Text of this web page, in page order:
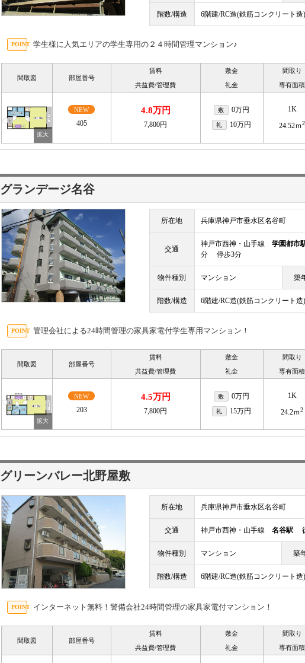
階数/構造 6階建/RC造(鉄筋コンクリート造)
学生様に人気エリアの学生専用の２４時間管理マンション♪
間取図 部屋番号
賃料
共益費/管理費
敷金
礼金
間取り
専有面積
NEW
405
4.8万円
7,800円
敷 0万円
礼 10万円
1K
24.52ｍ2
グランデージ名谷
所在地 兵庫県神戸市垂水区名谷町
交通
神戸市西神・山手線 学園都市
分 停歩3分
物件種別 マンション 築
階数/構造 6階建/RC造(鉄筋コンクリート造)
管理会社による24時間管理の家具家電付学生専用マンション！
間取図 部屋番号
賃料
共益費/管理費
敷金
礼金
間取り
専有面積
NEW
203
4.5万円
7,800円
敷 0万円
礼 15万円
1K
24.2ｍ2
グリーンバレー北野屋敷
所在地 兵庫県神戸市垂水区名谷町
交通 神戸市西神・山手線 名谷駅徒
物件種別 マンション 築
階数/構造 6階建/RC造(鉄筋コンクリート造)
インターネット無料！警備会社24時間管理の家具家電付マンション！
間取図 部屋番号
賃料
共益費/管理費
敷金
礼金
間取り
専有面積